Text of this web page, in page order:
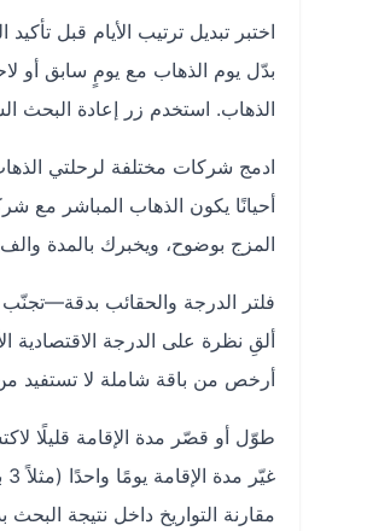
اختبر تبديل ترتيب الأيام قبل تأكيد
بدّل يوم الذهاب مع يومٍ سابق أو
الذهاب. استخدم زر إعادة البحث
ادمج شركات مختلفة لرحلتي
أحيانًا يكون الذهاب المباشر
المزج بوضوح، ويخبرك بالمدة والف差 السعري حتى لا تدفع مقابل راحة لا تحتاجها.
فلتر الدرجة والحقائب
ألقِ نظرة على الدرجة الاقتصادية
أرخص من باقة شاملة لا تستفيد من
طوّل أو قصّر مدة الإقامة قليلًا
مقارنة التواريخ داخل نتيجة